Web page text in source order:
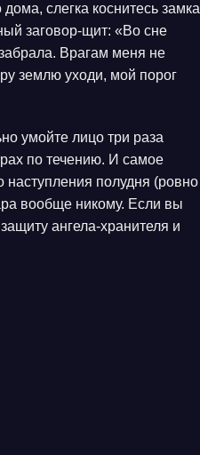
слегка коснитесь замка
заговор-щит: «Во сне
Врагам меня не
землю уходи, мой порог
умойте лицо три раза
по течению. И самое
наступления полудня (ровно
вообще никому. Если вы
ангела-хранителя и